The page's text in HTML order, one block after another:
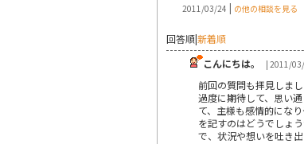
2011/03/24 の他の相談を見る
回答順新着順
こんにちは。
| 2011/
前回の質問も拝見しま
過度に期待して、思い
て、主様も感情的にな
を記すのはどうでしょ
で、状況や想いを吐き